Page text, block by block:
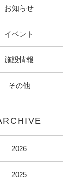
お知らせ
イベント
施設情報
その他
2026
2025